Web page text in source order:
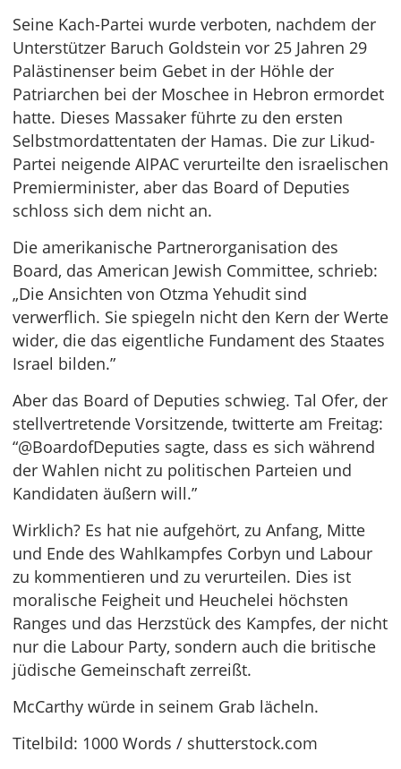
Seine Kach-Partei wurde verboten, nachdem der
Unterstützer Baruch Goldstein vor 25 Jahren 29
Palästinenser beim Gebet in der Höhle der
Patriarchen bei der Moschee in Hebron ermordet
hatte. Dieses Massaker führte zu den ersten
Selbstmordattentaten der Hamas. Die zur Likud-
Partei neigende AIPAC verurteilte den israelischen
Premierminister, aber das Board of Deputies
schloss sich dem nicht an.
Die amerikanische Partnerorganisation des
Board, das American Jewish Committee, schrieb:
„Die Ansichten von Otzma Yehudit sind
verwerflich. Sie spiegeln nicht den Kern der Werte
wider, die das eigentliche Fundament des Staates
Israel bilden.”
Aber das Board of Deputies schwieg. Tal Ofer, der
stellvertretende Vorsitzende, twitterte am Freitag:
“@BoardofDeputies sagte, dass es sich während
der Wahlen nicht zu politischen Parteien und
Kandidaten äußern will.”
Wirklich? Es hat nie aufgehört, zu Anfang, Mitte
und Ende des Wahlkampfes Corbyn und Labour
zu kommentieren und zu verurteilen. Dies ist
moralische Feigheit und Heuchelei höchsten
Ranges und das Herzstück des Kampfes, der nicht
nur die Labour Party, sondern auch die britische
jüdische Gemeinschaft zerreißt.
McCarthy würde in seinem Grab lächeln.
Titelbild: 1000 Words / shutterstock.com